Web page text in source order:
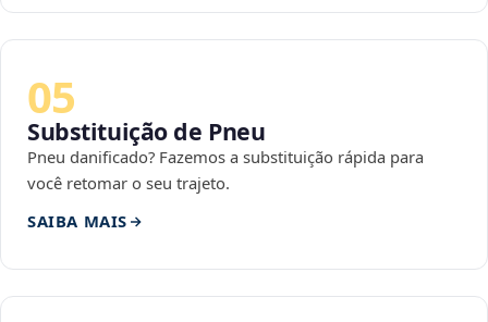
05
Substituição de Pneu
Pneu danificado? Fazemos a substituição rápida para
você retomar o seu trajeto.
SAIBA MAIS